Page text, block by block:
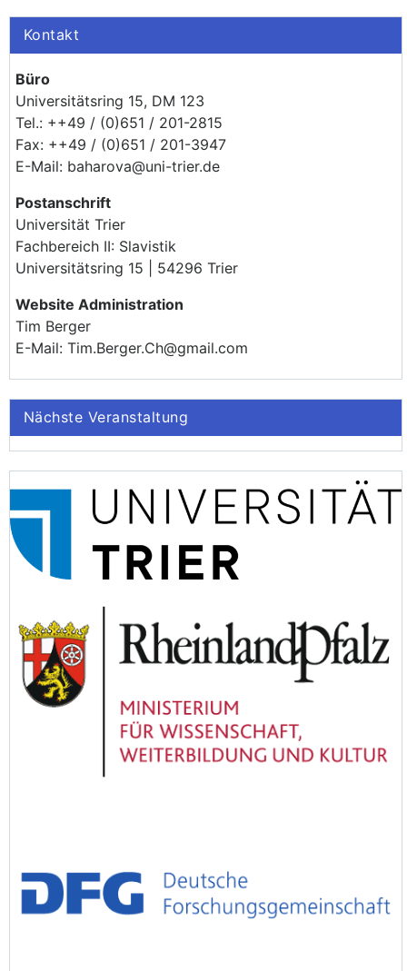
Kontakt
Büro
Universitätsring 15, DM 123
Tel.: ++49 / (0)651 / 201-2815
Fax: ++49 / (0)651 / 201-3947
E-Mail: baharova@uni-trier.de
Postanschrift
Universität Trier
Fachbereich II: Slavistik
Universitätsring 15 | 54296 Trier
Website Administration
Tim Berger
E-Mail: Tim.Berger.Ch@gmail.com
Nächste Veranstaltung